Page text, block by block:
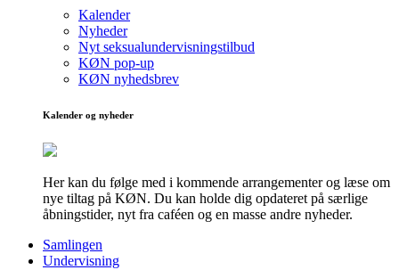
Kalender
Nyheder
Nyt seksualundervisningstilbud
KØN pop-up
KØN nyhedsbrev
Kalender og nyheder
Her kan du følge med i kommende arrangementer og læse om
nye tiltag på KØN. Du kan holde dig opdateret på særlige
åbningstider, nyt fra caféen og en masse andre nyheder.
Samlingen
Undervisning